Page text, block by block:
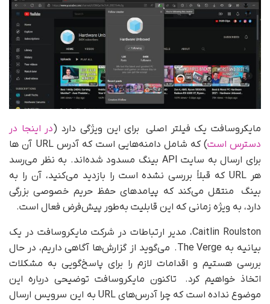
مایکروسافت یک فیلتر اصلی برای این ویژگی دارد (در اینجا در
دسترس است
) که شامل دامنه‌هایی است که آدرس URL آن ها
برای ارسال به سایت API بینگ مسدود شده‌اند. به نظر می‌رسد
هر URL که قبلاً بررسی نشده است را بازدید می‌کنید، آن را به
بینگ منتقل می‌کند که پیامدهای حفظ حریم خصوصی بزرگی
دارد، به ویژه زمانی که این قابلیت به‌طور پیش‌فرض فعال است.
Caitlin Roulston، مدیر ارتباطات در شرکت مایکروسافت در یک
بیانیه به The Verge. می‌گوید از گزارش‌ها آگاهی داریم، در حال
بررسی هستیم و اقدامات لازم را برای پاسخ‌گویی به مشکلات
اتخاذ خواهیم کرد. تاکنون مایکروسافت توضیحی درباره این
موضوع نداده است که چرا آدرس‌های URL به این سرویس ارسال